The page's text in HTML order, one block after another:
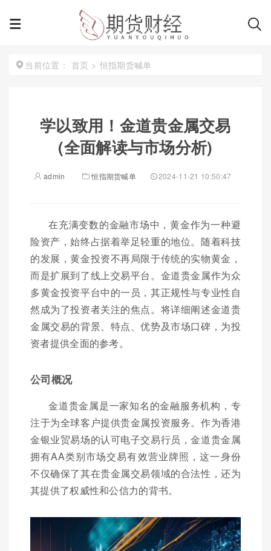
当前位置： 首页 > 恒指期货喊单
学以致用！金道贵金属交易
(全面解读与市场分析)
admin 恒指期货喊单 2024-11-21 10:50:47
在充满变数的金融市场中，黄金作为一种避
险资产，始终占据着举足轻重的地位。随着科技
的发展，黄金投资不再局限于传统的实物黄金，
而是扩展到了线上交易平台。金道贵金属作为众
多黄金投资平台中的一员，其正规性与专业性自
然成为了投资者关注的焦点。将详细阐述金道贵
金属交易的背景、特点、优势及市场口碑，为投
资者提供全面的参考。
公司概况
金道贵金属是一家知名的金融服务机构，专
注于为全球客户提供贵金属投资服务。作为香港
金银业贸易场的认可电子交易行员，金道贵金属
拥有AA类别市场交易有效营业牌照，这一身份
不仅确保了其在贵金属交易领域的合法性，还为
其提供了权威性和公信力的背书。